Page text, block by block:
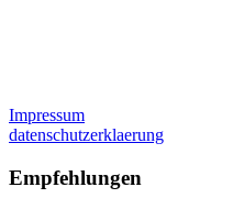
Impressum
datenschutzerklaerung
Empfehlungen